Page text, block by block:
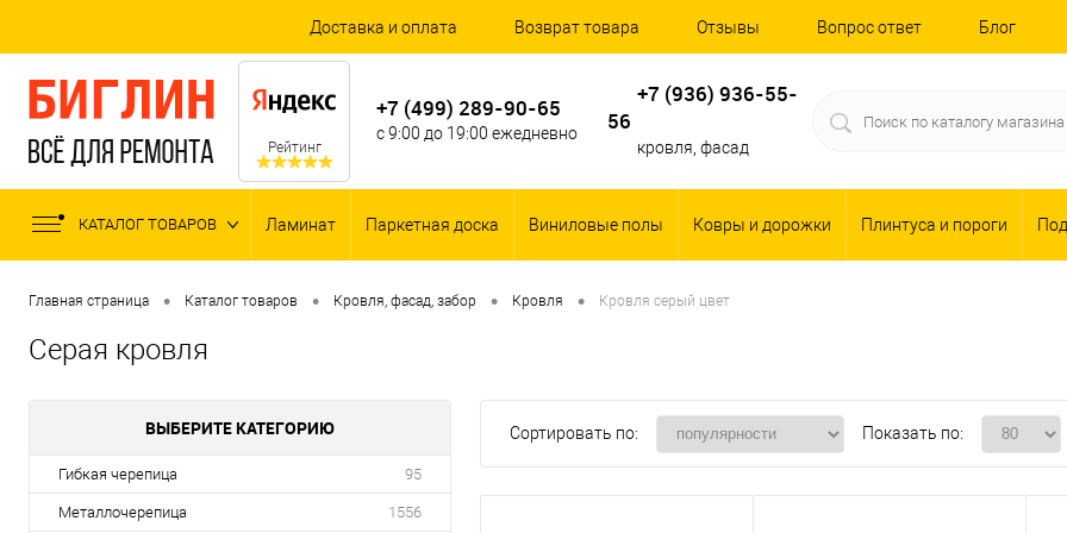
Доставка и оплата Возврат товара Отзывы Вопрос ответ Блог
Рейтинг
+7 (499) 289-90-65
с 9:00 до 19:00 ежедневно
+7 (936) 936-55-
56
кровля, фасад
КАТАЛОГ ТОВАРОВ Ламинат Паркетная доска Виниловые полы Ковры и дорожки Плинтуса и пороги
Главная страница • Каталог товаров • Кровля, фасад, забор • Кровля • Кровля серый цвет
Серая кровля
ВЫБЕРИТЕ КАТЕГОРИЮ
Гибкая черепица 95
Металлочерепица 1556
Сортировать по: Показать по: